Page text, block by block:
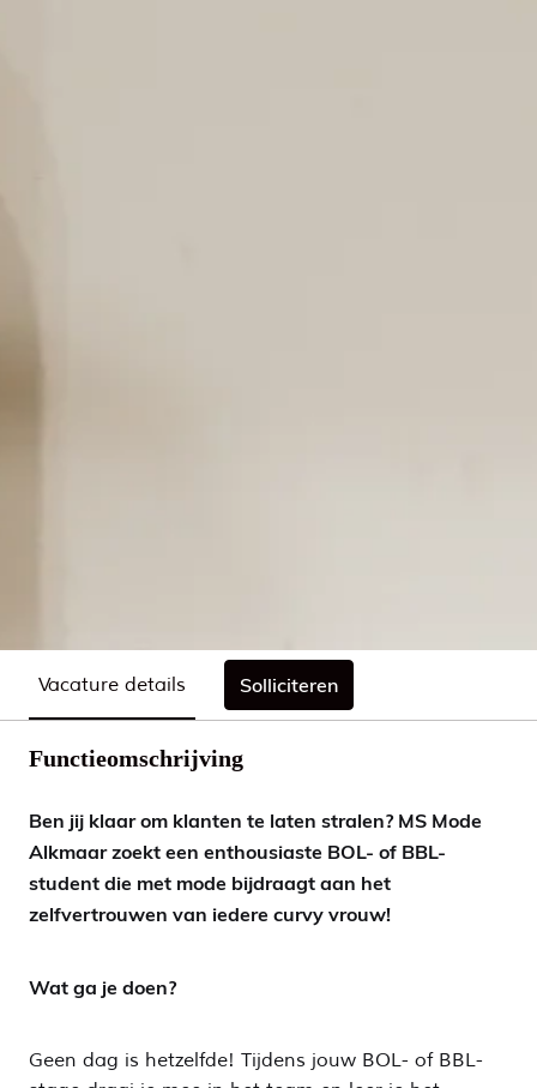
Vacature details Solliciteren
Functieomschrijving
Ben jij klaar om klanten te laten stralen? MS Mode
Alkmaar zoekt een enthousiaste BOL- of BBL-
student die met mode bijdraagt aan het
zelfvertrouwen van iedere curvy vrouw!
Wat ga je doen?
Geen dag is hetzelfde! Tijdens jouw BOL- of BBL-